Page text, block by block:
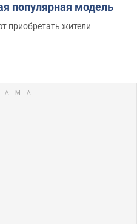
популярная модель
приобретать жители